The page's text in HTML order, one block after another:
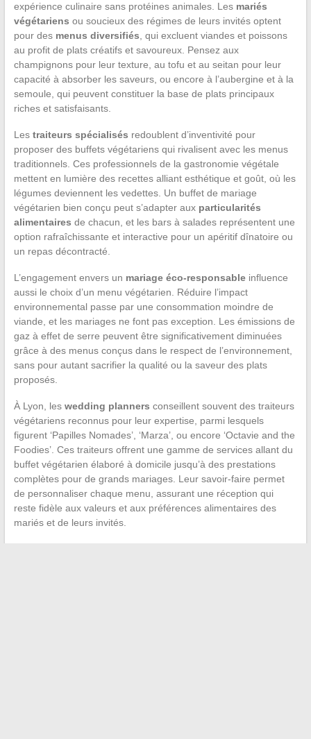
expérience culinaire sans protéines animales. Les mariés
végétariens ou soucieux des régimes de leurs invités optent
pour des menus diversifiés, qui excluent viandes et poissons
au profit de plats créatifs et savoureux. Pensez aux
champignons pour leur texture, au tofu et au seitan pour leur
capacité à absorber les saveurs, ou encore à l’aubergine et à la
semoule, qui peuvent constituer la base de plats principaux
riches et satisfaisants.
Les traiteurs spécialisés redoublent d’inventivité pour
proposer des buffets végétariens qui rivalisent avec les menus
traditionnels. Ces professionnels de la gastronomie végétale
mettent en lumière des recettes alliant esthétique et goût, où les
légumes deviennent les vedettes. Un buffet de mariage
végétarien bien conçu peut s’adapter aux particularités
alimentaires de chacun, et les bars à salades représentent une
option rafraîchissante et interactive pour un apéritif dînatoire ou
un repas décontracté.
L’engagement envers un mariage éco-responsableinfluence
aussi le choix d’un menu végétarien. Réduire l’impact
environnemental passe par une consommation moindre de
viande, et les mariages ne font pas exception. Les émissions de
gaz à effet de serre peuvent être significativement diminuées
grâce à des menus conçus dans le respect de l’environnement,
sans pour autant sacrifier la qualité ou la saveur des plats
proposés.
À Lyon, les wedding planners conseillent souvent des traiteurs
végétariens reconnus pour leur expertise, parmi lesquels
figurent ‘Papilles Nomades’, ‘Marza’, ou encore ‘Octavie and the
Foodies’. Ces traiteurs offrent une gamme de services allant du
buffet végétarien élaboré à domicile jusqu’à des prestations
complètes pour de grands mariages. Leur savoir-faire permet
de personnaliser chaque menu, assurant une réception qui
reste fidèle aux valeurs et aux préférences alimentaires des
mariés et de leurs invités.